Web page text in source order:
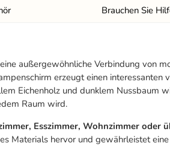
Brauchen Sie
außergewöhnliche Verbindung von
erzeugt einen interessanten
Eichenholz und dunklem Nussbaum
Raum wird.
Esszimmer, Wohnzimmer oder
Materials hervor und gewährleistet